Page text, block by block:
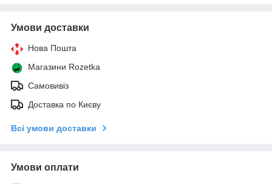
Умови доставки
Нова Пошта
Магазини Rozetka
Самовивіз
Доставка по Києву
Всі умови доставки
Умови оплати